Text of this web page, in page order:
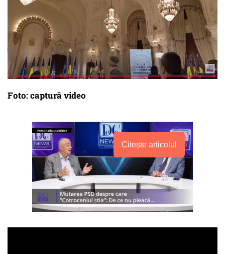
Foto: captură video
Citește articolul